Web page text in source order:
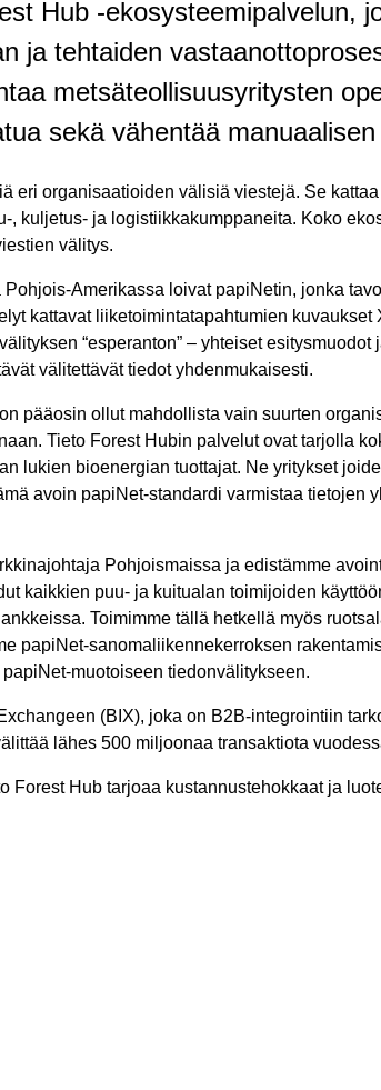
Hub -ekosysteemipalvelun,
ja tehtaiden
metsäteollisuusyritysten
sekä vähentää
eri organisaatioiden välisiä viestejä. Se
kuljetus- ja logistiikkakumppaneita. Koko
välitys.
Amerikassa loivat papiNetin, jonka
kattavat liiketoimintatapahtumien kuvaukset
“esperanton” – yhteiset
välitettävät tiedot yhdenmukaisesti.
pääosin ollut mahdollista vain suurten
Tieto Forest Hubin palvelut ovat tarjolla
lukien bioenergian tuottajat. Ne yritykset
avoin papiNet-standardi varmistaa tietojen
Pohjoismaissa ja edistämme
kaikkien puu- ja kuitualan toimijoiden
Toimimme tällä hetkellä myös
papiNet-sanomaliikennekerroksen
muotoiseen tiedonvälitykseen.
(BIX), joka on B2B-integrointiin
lähes 500 miljoonaa transaktiota
Hub tarjoaa kustannustehokkaat ja